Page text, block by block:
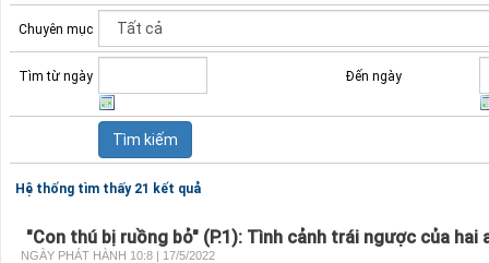
Chuyên mục
Tìm từ ngày Đến ngày
Hệ thống tìm thấy 21 kết quả
"Con thú bị ruồng bỏ" (P.1): Tình cảnh trái ngược của hai
NGÀY PHÁT HÀNH 10:8 | 17/5/2022